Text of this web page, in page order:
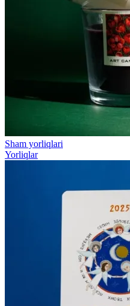
Sham yorliqlari
Yorliqlar